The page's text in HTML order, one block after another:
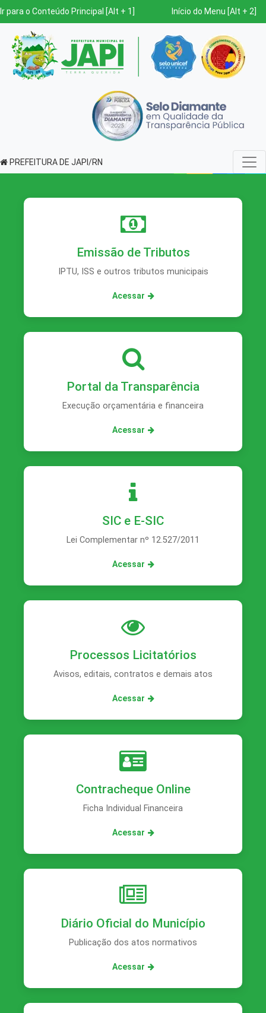
Ir para o Conteúdo Principal [Alt + 1] Início do Menu [Alt + 2]
PREFEITURA DE JAPI/RN
Emissão de Tributos
IPTU, ISS e outros tributos municipais
Acessar
Portal da Transparência
Execução orçamentária e financeira
Acessar
SIC e E-SIC
Lei Complementar nº 12.527/2011
Acessar
Processos Licitatórios
Avisos, editais, contratos e demais atos
Acessar
Contracheque Online
Ficha Individual Financeira
Acessar
Diário Oficial do Município
Publicação dos atos normativos
Acessar